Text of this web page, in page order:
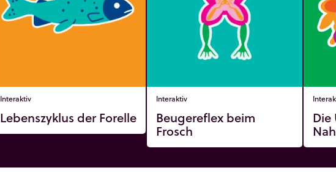
Interaktiv
Lebenszyklus der Forelle
Interaktiv
Beugereflex beim
Frosch
Die